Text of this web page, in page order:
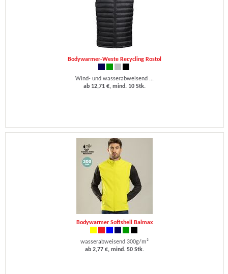
Bodywarmer-Weste Recycling Rostol
Wind- und wasserabweisend ...
ab 12,71 €, mind. 10 Stk.
Bodywarmer Softshell Balmax
wasserabweisend 300g/m²
ab 2,77 €, mind. 50 Stk.